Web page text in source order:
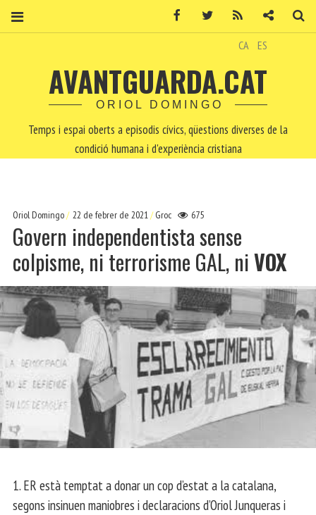
CA ES
AVANTGUARDA.CAT
ORIOL DOMINGO
Temps i espai oberts a episodis cívics, qüestions diverses de la
condició humana i d'experiència cristiana
Oriol Domingo 22 de febrer de 2021 Groc 675
Govern independentista sense
colpisme, ni terrorisme GAL, niVOX
1. ER està temptat a donar un cop d’estat a la catalana,
segons insinuen maniobres i declaracions d’Oriol Junqueras i
Facebook Twitter Contacte